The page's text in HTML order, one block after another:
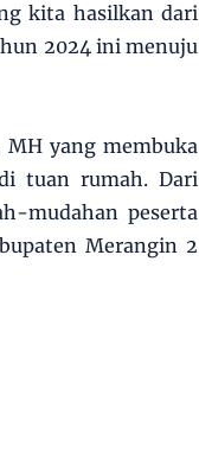
kita hasilkan dari
2024 ini menuju
MH yang membuka
tuan rumah. Dari
mudahan peserta
Merangin 2